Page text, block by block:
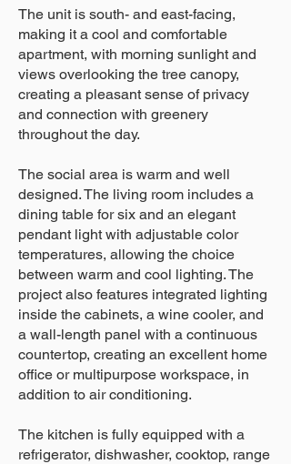
The unit is south- and east-facing,
making it a cool and comfortable
apartment, with morning sunlight and
views overlooking the tree canopy,
creating a pleasant sense of privacy
and connection with greenery
throughout the day.
The social area is warm and well
designed. The living room includes a
dining table for six and an elegant
pendant light with adjustable color
temperatures, allowing the choice
between warm and cool lighting. The
project also features integrated lighting
inside the cabinets, a wine cooler, and
a wall-length panel with a continuous
countertop, creating an excellent home
office or multipurpose workspace, in
addition to air conditioning.
The kitchen is fully equipped with a
refrigerator, dishwasher, cooktop, range